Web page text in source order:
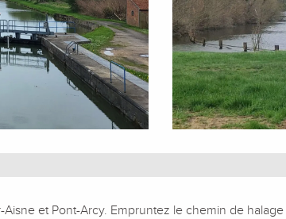
et Pont-Arcy. Empruntez le chemin de halage